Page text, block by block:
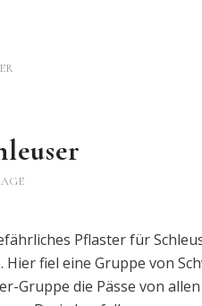
Pflaster für
Hier fiel eine Gruppe von
Gruppe die Pässe von